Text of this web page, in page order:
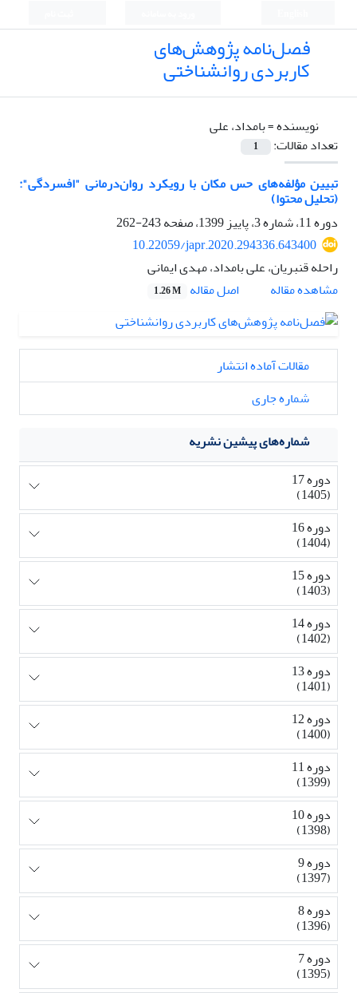
فصل‌نامه پژوهش‌های
کاربردی روانشناختی
نویسنده =بامداد، علی
تعداد مقالات:
1
تبیین مؤلفه‌های حس مکان با رویکرد روان‌درمانی "افسردگی":
(تحلیل محتوا)
دوره 11، شماره 3، پاییز 1399، صفحه
243-262
10.22059/japr.2020.294336.643400
راحله قنبریان، علی بامداد، مهدی ایمانی
مشاهده مقاله
اصل مقاله 1.26 M
مقالات آماده انتشار
شماره جاری
شماره‌های پیشین نشریه
دوره 17
(1405)
دوره 16
(1404)
دوره 15
(1403)
دوره 14
(1402)
دوره 13
(1401)
دوره 12
(1400)
دوره 11
(1399)
دوره 10
(1398)
دوره 9
(1397)
دوره 8
(1396)
دوره 7
(1395)